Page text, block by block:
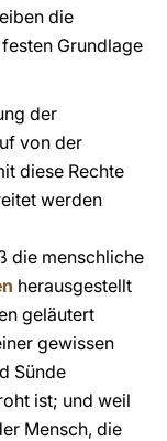
die
Grundlage
der
von der
diese Rechte
werden
die menschliche
herausgestellt
geläutert
gewissen
Sünde
ist; und weil
Mensch, die